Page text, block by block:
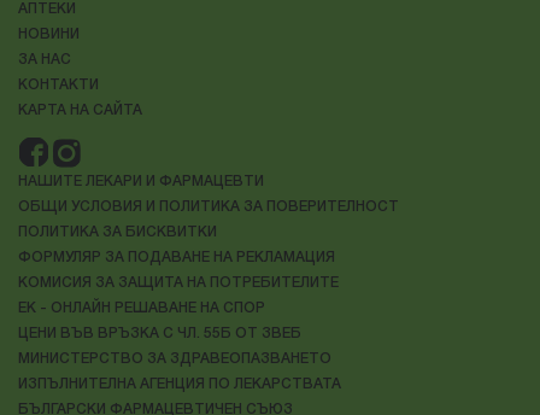
АПТЕКИ
НОВИНИ
ЗА НАС
КОНТАКТИ
КАРТА НА САЙТА
НАШИТЕ ЛЕКАРИ И ФАРМАЦЕВТИ
ОБЩИ УСЛОВИЯ И ПОЛИТИКА ЗА ПОВЕРИТЕЛНОСТ
ПОЛИТИКА ЗА БИСКВИТКИ
ФОРМУЛЯР ЗА ПОДАВАНЕ НА РЕКЛАМАЦИЯ
КОМИСИЯ ЗА ЗАЩИТА НА ПОТРЕБИТЕЛИТЕ
ЕК - ОНЛАЙН РЕШАВАНЕ НА СПОР
ЦЕНИ ВЪВ ВРЪЗКА С ЧЛ. 55Б ОТ ЗВЕБ
МИНИСТЕРСТВО ЗА ЗДРАВЕОПАЗВАНЕТО
ИЗПЪЛНИТЕЛНА АГЕНЦИЯ ПО ЛЕКАРСТВАТА
БЪЛГАРСКИ ФАРМАЦЕВТИЧЕН СЪЮЗ